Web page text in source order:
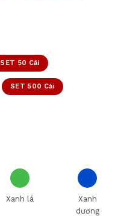
SET 50 Cái
SET 500 Cái
Xanh lá
Xanh
dương